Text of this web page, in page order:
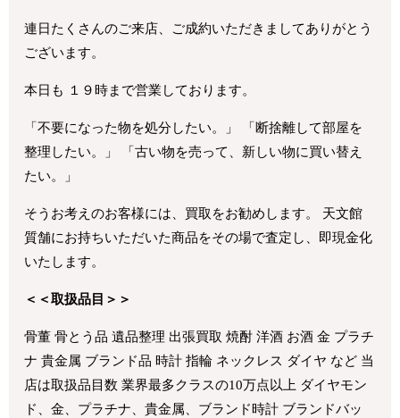
連日たくさんのご来店、ご成約いただきましてありがとう
ございます。
本日も １９時まで営業しております。
「不要になった物を処分したい。」 「断捨離して部屋を
整理したい。」 「古い物を売って、新しい物に買い替え
たい。」
そうお考えのお客様には、買取をお勧めします。 天文館
質舗にお持ちいただいた商品をその場で査定し、即現金化
いたします。
＜＜取扱品目＞＞
骨董 骨とう品 遺品整理 出張買取 焼酎 洋酒 お酒 金 プラチ
ナ 貴金属 ブランド品 時計 指輪 ネックレス ダイヤ など 当
店は取扱品目数 業界最多クラスの10万点以上 ダイヤモン
ド、金、プラチナ、貴金属、ブランド時計 ブランドバッ